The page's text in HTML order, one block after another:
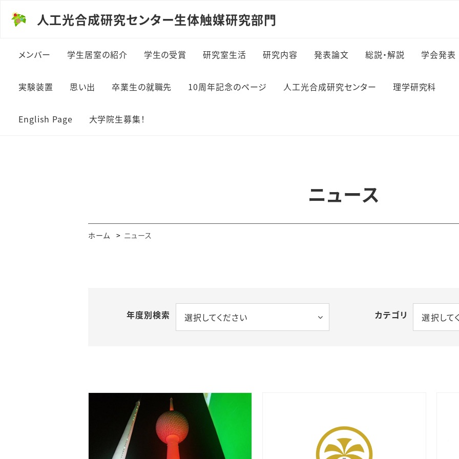
人工光合成研究センター生体触媒研究部門
メンバー 学生居室の紹介 学生の受賞 研究室生活 研究内容 発表論文 総説・解説 学会発表
実験装置 思い出 卒業生の就職先 10周年記念のページ 人工光合成研究センター 理学研究科
English Page 大学院生募集！
ニュース
ホーム ニュース
年度別検索 選択してください カテゴリ 選択して